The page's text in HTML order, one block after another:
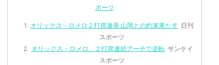
ポーツ
オリックス・ロメロ２打席連発 山岡との約束果たす
日刊
スポーツ
オリックス・ロメロ、２打席連続アーチで逆転 サンケイ
スポーツ